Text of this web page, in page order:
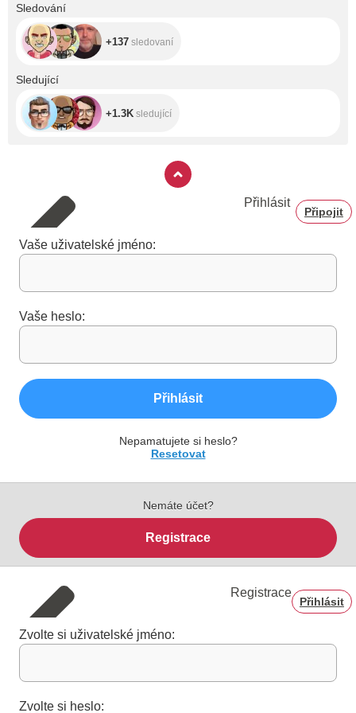
Sledování
+137 sledovaní
Sledující
+1.3K sledující
Přihlásit
Připojit
Vaše uživatelské jméno:
Vaše heslo:
Přihlásit
Nepamatujete si heslo?
Resetovat
Nemáte účet?
Registrace
Registrace
Přihlásit
Zvolte si uživatelské jméno:
Zvolte si heslo: